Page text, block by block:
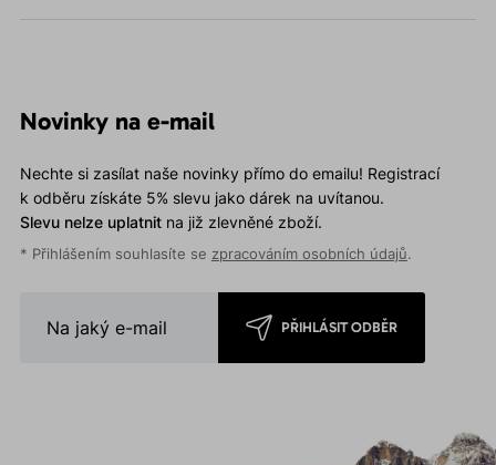
Novinky na e-mail
Nechte si zasílat naše novinky přímo do emailu! Registrací
k odběru získáte 5% slevu jako dárek na uvítanou.
Slevu nelze uplatnitna již zlevněné zboží.
* Přihlášením souhlasíte se zpracováním osobních údajů.
PŘIHLÁSIT ODBĚR